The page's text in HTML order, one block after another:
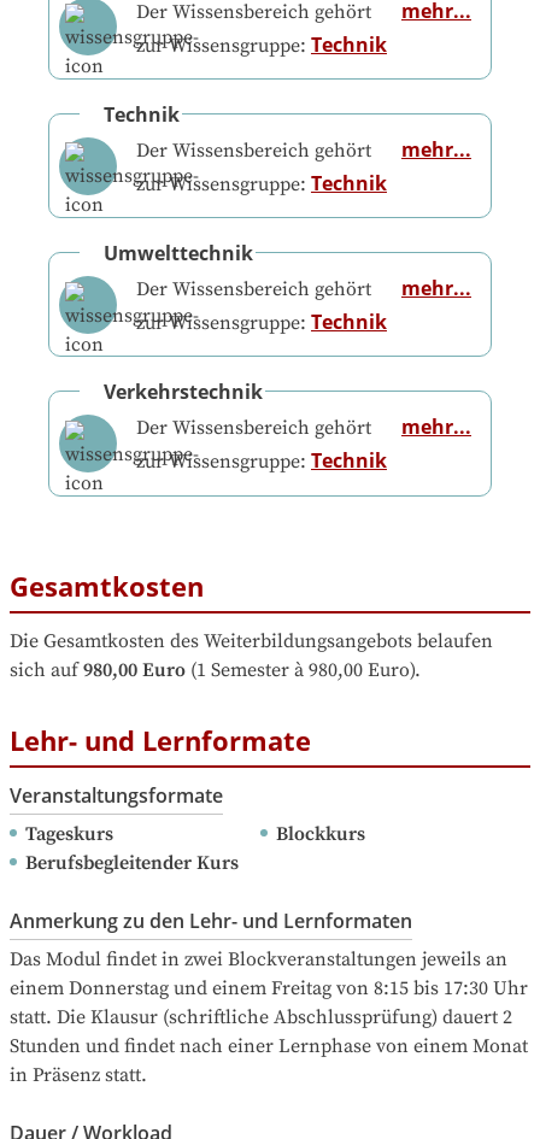
Der Wissensbereich gehört
zur Wissensgruppe: Technik
mehr...
Technik
Der Wissensbereich gehört
zur Wissensgruppe: Technik
mehr...
Umwelttechnik
Der Wissensbereich gehört
zur Wissensgruppe: Technik
mehr...
Verkehrstechnik
Der Wissensbereich gehört
zur Wissensgruppe: Technik
mehr...
Gesamtkosten
Die Gesamtkosten des Weiterbildungsangebots belaufen
sich auf 980,00 Euro (1 Semester à 980,00 Euro).
Lehr- und Lernformate
Veranstaltungsformate
Tageskurs
Blockkurs
Berufsbegleitender Kurs
Anmerkung zu den Lehr- und Lernformaten
Das Modul findet in zwei Blockveranstaltungen jeweils an
einem Donnerstag und einem Freitag von 8:15 bis 17:30 Uhr
statt. Die Klausur (schriftliche Abschlussprüfung) dauert 2
Stunden und findet nach einer Lernphase von einem Monat
in Präsenz statt.
Dauer / Workload